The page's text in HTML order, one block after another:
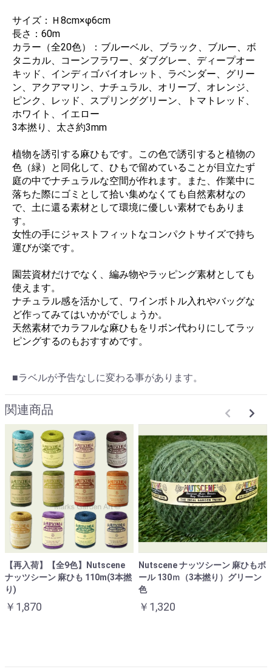
サイズ：Ｈ8cm×φ6cm
長さ：60m
カラー（全20色）：ブルーベル、ブラック、ブルー、ボ
タニカル、コーンフラワー、ダブグレー、ディープオー
キッド、インディゴバイオレット、ラベンダー、グリー
ン、アクアマリン、ナチュラル、オリーブ、オレンジ、
ピンク、レッド、スプリンググリーン、トマトレッド、
ホワイト、イエロー
3本撚り、太さ約3mm
植物を誘引する麻ひもです。この色で誘引すると植物の
色（緑）と同化して、ひもで留めていることが目立たず
庭の中でナチュラルな空間が作れます。また、作業中に
落ちた際にゴミとして拾い集めなくても自然素材なの
で、土に還る素材として環境に優しい素材でもありま
す。
女性の手にジャストフィットなコンパクトサイズで持ち
運びが楽です。
園芸資材だけでなく、編み物やラッピング素材としても
使えます。
ナチュラル感を活かして、ワインボトル入れやバッグな
ど作ってみてはいかがでしょうか。
天然素材でカラフルな麻ひもをリボン代わりにしてラッ
ピングするのもおすすめです。
■ラベルが予告なしに変わる事があります。
関連商品
【再入荷】【全9色】Nutscene
ナッツシーン 麻ひも 110m(3本撚
り)
￥1,870
Nutscene ナッツシーン 麻ひもボ
ール 130ｍ（3本撚り）グリーン
色
￥1,320